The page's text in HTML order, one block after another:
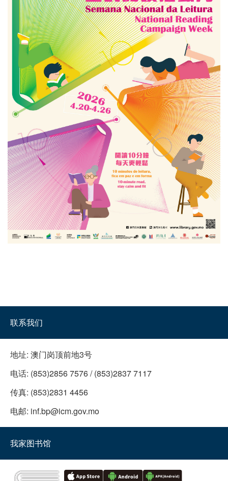
联系我们
地址: 澳门岗顶前地3号
电话: (853)2856 7576 / (853)2837 7117
传真: (853)2831 4456
电邮: inf.bp@icm.gov.mo
我家图书馆